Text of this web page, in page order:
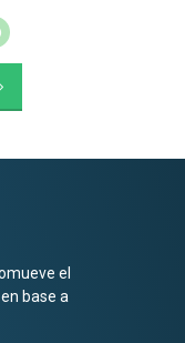
el
base a